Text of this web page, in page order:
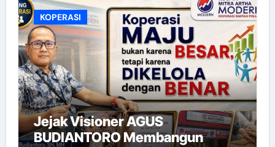
KOPERASI
Jejak Visioner AGUS
BUDIANTORO Membangun